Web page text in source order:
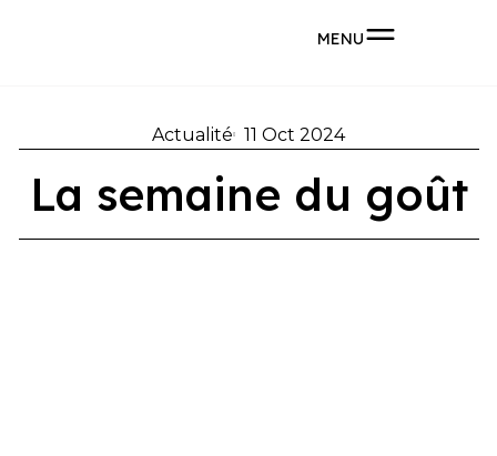
MENU
Actualité 11 Oct 2024
La semaine du goût